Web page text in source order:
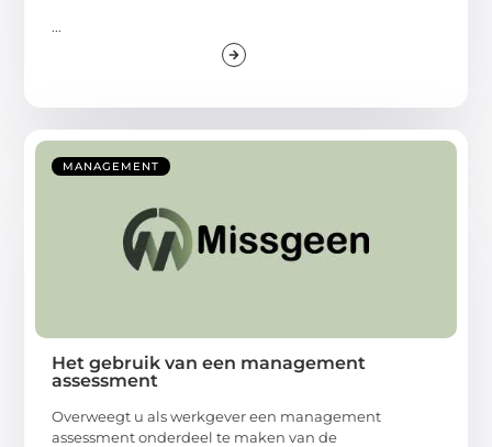
...
MANAGEMENT
Het gebruik van een management
assessment
Overweegt u als werkgever een management
assessment onderdeel te maken van de